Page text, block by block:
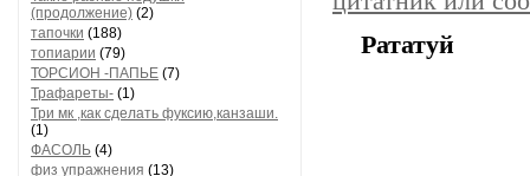
(продолжение) (2)
тапочки (188)
топиарии (79)
ТОРСИОН -ПАПЬЕ (7)
Трафареты- (1)
Три мк ,как сделать фуксию,канзаши.
(1)
ФАСОЛЬ (4)
физ упражнения (13)
Рататуй